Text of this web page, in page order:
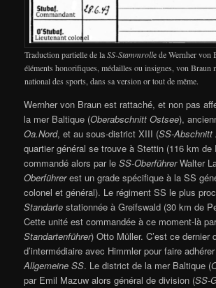
Traduction partielle de laSS-Stammrolle de Wernher von
éléments honorifiques, médailles ou insignes, von Braun
national des sports, dans sa version or tout de même.
Wernher von Braun est rattaché, et non pas
la mer Baltique (Oberabschnitt Ostsee),
Oa.Nord, et au sous-district XIII (SS-Abschnitt
quartier général se trouve à Stettin (116 km de
commandé alors par leSS-OberführerWalter
Oberführerest un grade spécifique à la SS
colonel et général). Le régiment SS le plus
Standarte stationnée à Greifswald (30 km de
Cette unité est commandée à ce moment-là
Standartenführer) Otto Müller. C’est ce dernier
d’intermédiaire avec Himmler pour faire
Allgemeine SS. Le district de la mer Baltique (
par Emil Mazuw alors général de division (SS-